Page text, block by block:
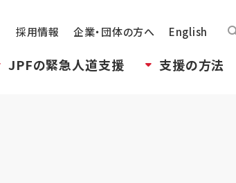
採用情報 企業・団体の方へ English
JPFの緊急人道支援 支援の方法